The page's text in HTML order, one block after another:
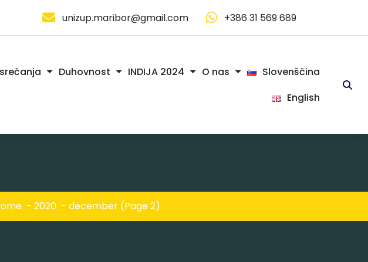
unizup.maribor@gmail.com +386 31 569 689
Duhovnost INDIJA 2024 O nas
Slovenščina
English
- 2020 - december (Page 2)